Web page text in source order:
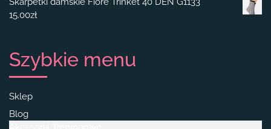
15.00zł
Szybkie menu
Sklep
Blog